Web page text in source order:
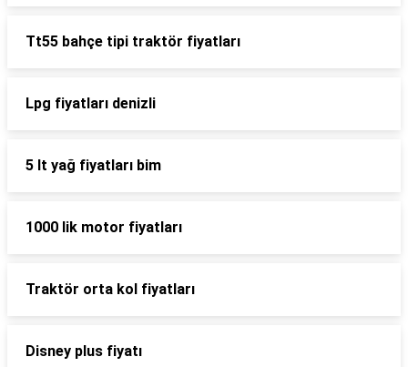
Tt55 bahçe tipi traktör fiyatları
Lpg fiyatları denizli
5 lt yağ fiyatları bim
1000 lik motor fiyatları
Traktör orta kol fiyatları
Disney plus fiyatı